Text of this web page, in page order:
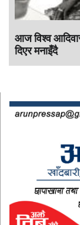
आज विश्व
दिएर मनाइँदै